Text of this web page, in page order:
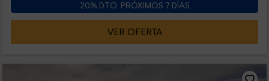
20% DTO. PRÓXIMOS 7 DÍAS
VER OFERTA